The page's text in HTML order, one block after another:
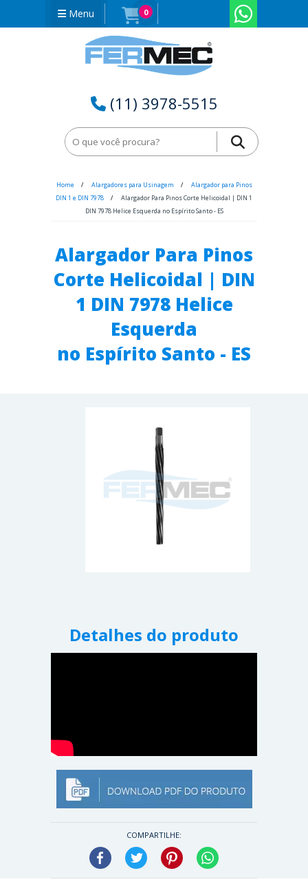
Menu 0
(11) 3978-5515
Home Alargadores para Usinagem
Alargador para Pinos
DIN 1 e DIN 7978
Alargador Para Pinos Corte Helicoidal | DIN 1
DIN 7978 Helice Esquerda no Espírito Santo - ES
Alargador Para Pinos
Corte Helicoidal | DIN
1 DIN 7978 Helice
Esquerda
no Espírito Santo - ES
Detalhes do produto
COMPARTILHE:
Facebook Twitter Pinterest